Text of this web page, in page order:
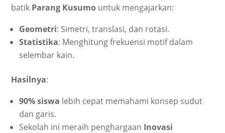
batik Parang Kusumo untuk mengajarkan:
Geometri: Simetri, translasi, dan rotasi.
Statistika: Menghitung frekuensi motif dalam
selembar kain.
Hasilnya:
90% siswa lebih cepat memahami konsep sudut
dan garis.
Sekolah ini meraih penghargaan Inovasi